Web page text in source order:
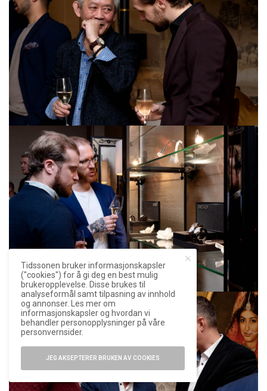
Tidssonen bruker informasjonskapsler
("cookies") for å gi deg en best mulig
brukeropplevelse. Disse brukes til
analyseformål samt tilpasning av innhold
og annonser. Les mer om
informasjonskapsler og hvordan vi
behandler personopplysninger på våre
personvernsider.
JEG AKSEPTERER BRUKEN AV COOKIES